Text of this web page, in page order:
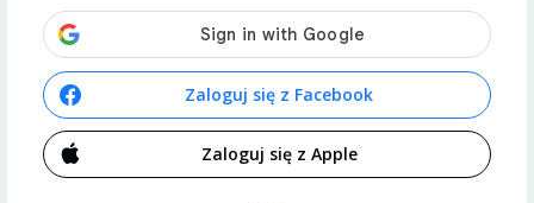
Zaloguj się z Facebook
Zaloguj się z Apple